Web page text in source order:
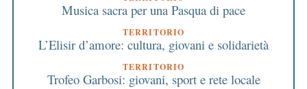
Musica sacra per una Pasqua di pace
TERRITORIO
L’Elisir d’amore: cultura, giovani e solidarietà
TERRITORIO
Trofeo Garbosi: giovani, sport e rete locale